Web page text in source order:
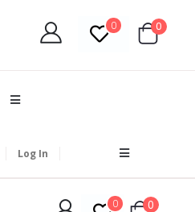
0 0
Log In
0 0